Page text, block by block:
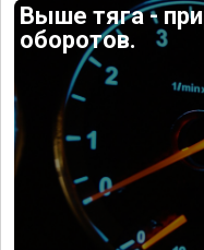
Выше тяга -
оборотов.